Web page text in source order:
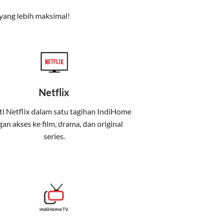
Telkomsel One, sebuah
dan komunikasi dalam satu paket
internet (Telkomsel) dalam satu paket.
lebih maksimal!
Netflix
Netflix dalam satu tagihan IndiHome
akses ke film, drama, dan original
series.